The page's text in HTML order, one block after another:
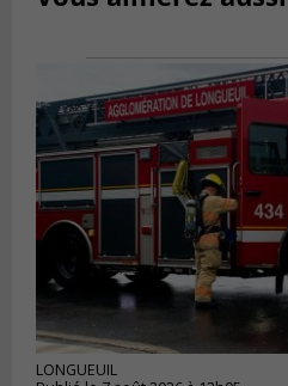
LONGUEUIL